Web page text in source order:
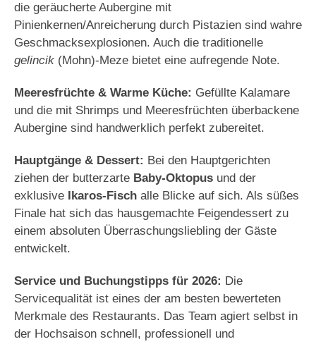
die geräucherte Aubergine mit
Pinienkernen/Anreicherung durch Pistazien sind wahre
Geschmacksexplosionen. Auch die traditionelle
gelincik (Mohn)-Meze bietet eine aufregende Note.
Meeresfrüchte & Warme Küche: Gefüllte Kalamare
und die mit Shrimps und Meeresfrüchten überbackene
Aubergine sind handwerklich perfekt zubereitet.
Hauptgänge & Dessert: Bei den Hauptgerichten
ziehen der butterzarte Baby-Oktopus und der
exklusive Ikaros-Fisch alle Blicke auf sich. Als süßes
Finale hat sich das hausgemachte Feigendessert zu
einem absoluten Überraschungsliebling der Gäste
entwickelt.
Service und Buchungstipps für 2026: Die
Servicequalität ist eines der am besten bewerteten
Merkmale des Restaurants. Das Team agiert selbst in
der Hochsaison schnell, professionell und